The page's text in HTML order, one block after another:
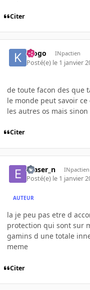
Citer
klogo INpactien
Posté(e) le 1 janvier
de toute facon des que
le monde peut savoir
les autres os mais
Citer
eraser_n INpactien
Posté(e) le 1 janvier
AUTEUR
la je peu pas etre d
protection qui sont sur
gamins d une totale
meme
Citer